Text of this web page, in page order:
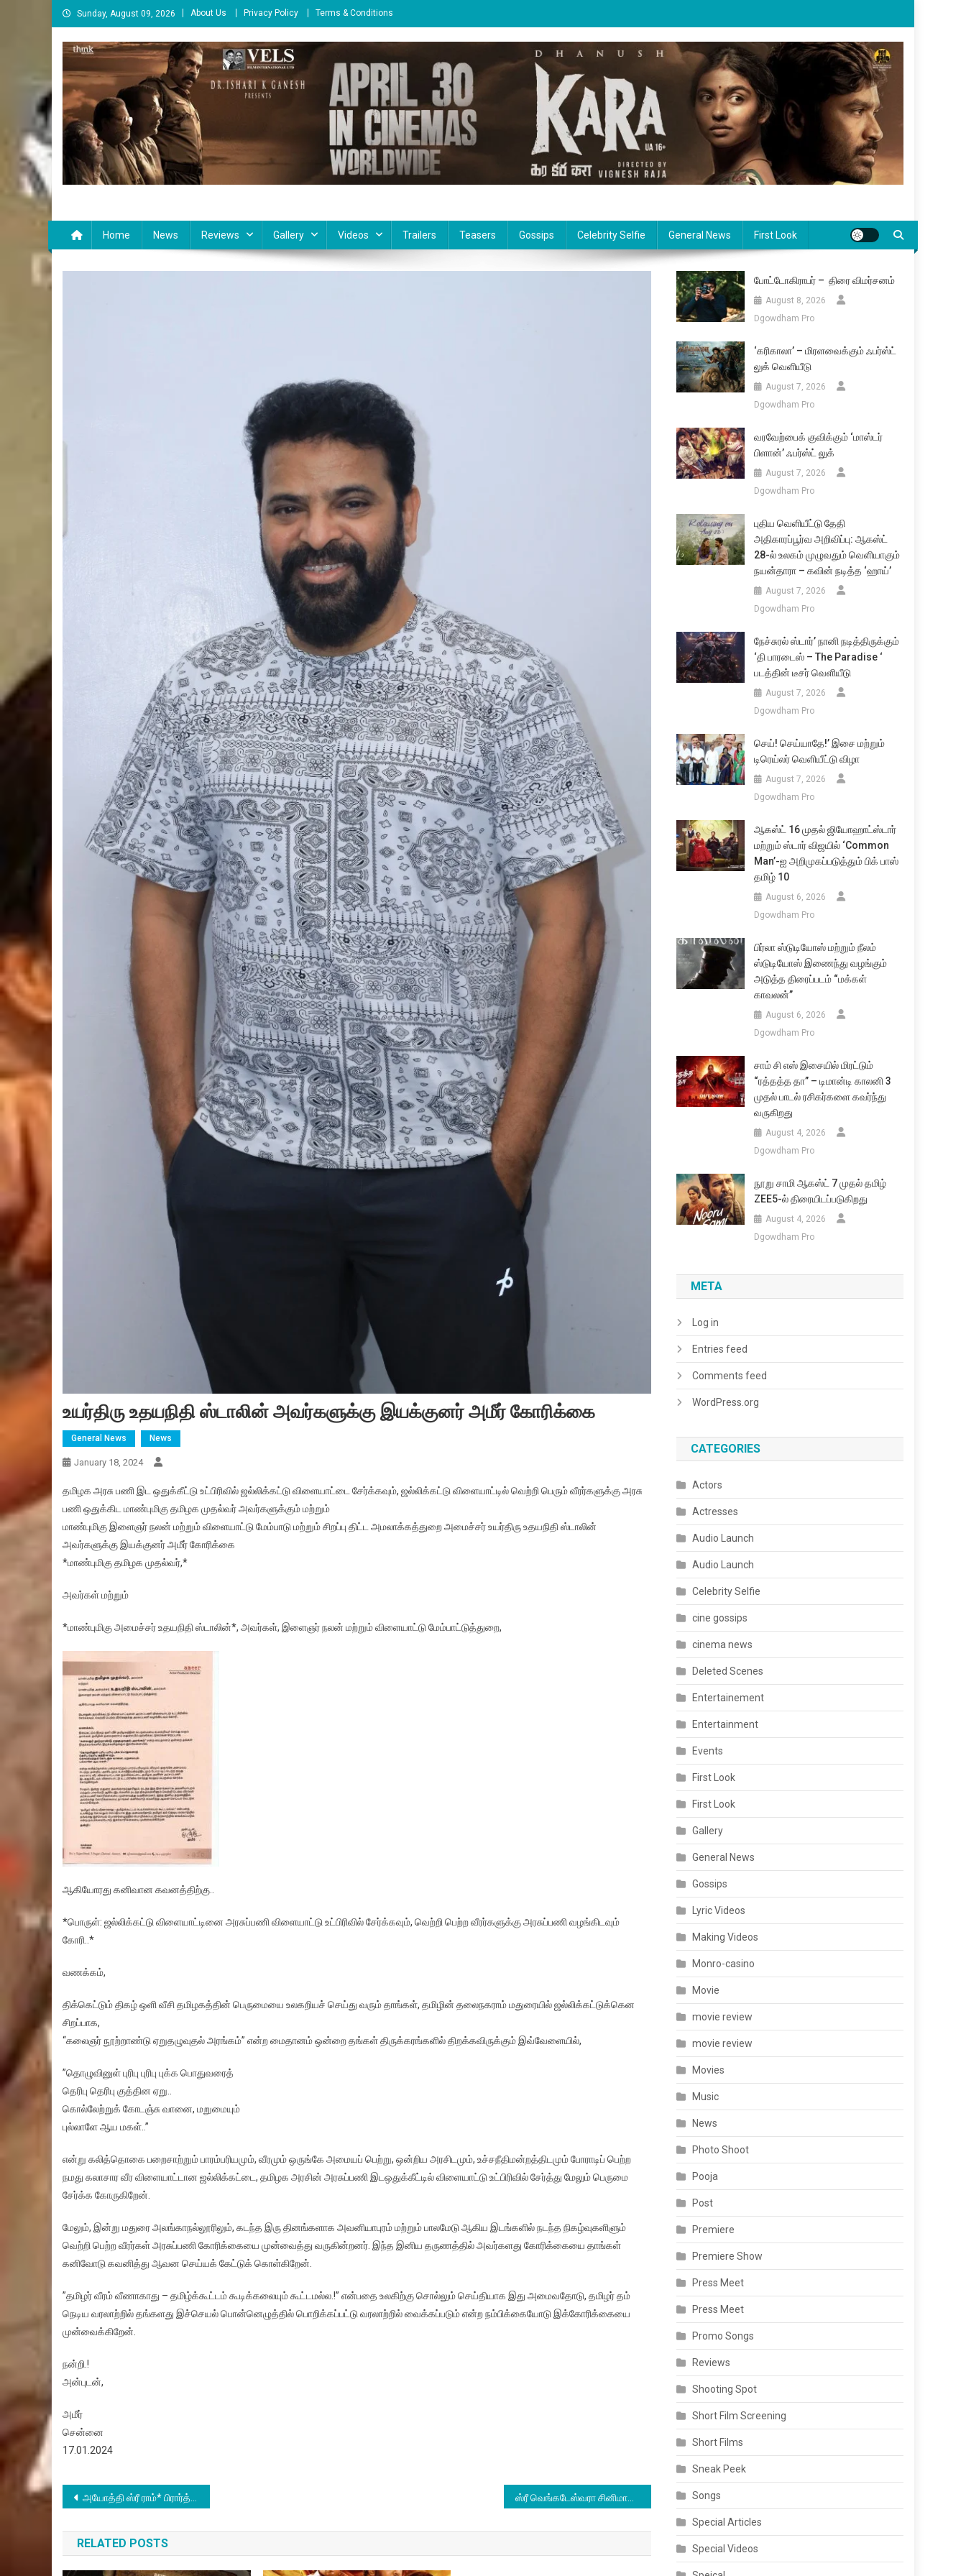
Skip
to
content
Sunday, August 09, 2026 About Us Privacy Policy Terms & Conditions
Cinema Paarvai
Home News Reviews Gallery Videos Trailers Teasers Gossips Celebrity Selfie General News First Look
உயர்திரு உதயநிதி ஸ்டாலின் அவர்களுக்கு இயக்குனர் அமீர் கோரிக்கை
General News News
January 18, 2024
தமிழக அரசு பணி இட ஒதுக்கீட்டு உட்பிரிவில் ஜல்லிக்கட்டு விளையாட்டை சேர்க்கவும், ஜல்லிக்கட்டு விளையாட்டில் வெற்றி பெரும் வீரர்களுக்கு அரசு
பணி ஒதுக்கிட மாண்புமிகு தமிழக முதல்வர் அவர்களுக்கும் மற்றும்
மாண்புமிகு இளைஞர் நலன் மற்றும் விளையாட்டு மேம்பாடு மற்றும் சிறப்பு திட்ட அமலாக்கத்துறை அமைச்சர் உயர்திரு உதயநிதி ஸ்டாலின்
அவர்களுக்கு இயக்குனர் அமீர் கோரிக்கை
*மாண்புமிகு தமிழக முதல்வர்,*
அவர்கள் மற்றும்
*மாண்புமிகு அமைச்சர் உதயநிதி ஸ்டாலின்*, அவர்கள், இளைஞர் நலன் மற்றும் விளையாட்டு மேம்பாட்டுத்துறை,
ஆகியோரது கனிவான கவனத்திற்கு..
*பொருள்: ஜல்லிக்கட்டு விளையாட்டினை அரசுப்பணி விளையாட்டு உட்பிரிவில் சேர்க்கவும், வெற்றி பெற்ற வீரர்களுக்கு அரசுப்பணி வழங்கிடவும்
கோரி..*
வணக்கம்,
திக்கெட்டும் திகழ் ஒளி வீசி தமிழகத்தின் பெருமையை உலகறியச் செய்து வரும் தாங்கள், தமிழின் தலைநகராம் மதுரையில் ஜல்லிக்கட்டுக்கென
சிறப்பாக,
“கலைஞர் நூற்றாண்டு ஏறுதழுவுதல் அரங்கம்” என்ற மைதானம் ஒன்றை தங்கள் திருக்கரங்களில் திறக்கவிருக்கும் இவ்வேளையில்,
”தொழுவினுள் புரிபு புரிபு புக்க பொதுவரைத்
தெரிபு தெரிபு குத்தின ஏறு..
கொல்லேற்றுக் கோடஞ்சு வானை, மறுமையும்
புல்லாளே ஆய மகள்..”
என்று கலித்தொகை பறைசாற்றும் பாரம்பரியமும், வீரமும் ஒருங்கே அமையப் பெற்று, ஒன்றிய அரசிடமும், உச்சநீதிமன்றத்திடமும் போராடிப் பெற்ற
நமது கலாசார வீர விளையாட்டான ஜல்லிக்கட்டை, தமிழக அரசின் அரசுப்பணி இடஒதுக்கீட்டில் விளையாட்டு உட்பிரிவில் சேர்த்து மேலும் பெருமை
சேர்க்க கோருகிறேன்.
மேலும், இன்று மதுரை அலங்காநல்லூரிலும், கடந்த இரு தினங்களாக அவனியாபுரம் மற்றும் பாலமேடு ஆகிய இடங்களில் நடந்த நிகழ்வுகளிளும்
வெற்றி பெற்ற வீரர்கள் அரசுப்பணி கோரிக்கையை முன்வைத்து வருகின்றனர். இந்த இனிய தருணத்தில் அவர்களது கோரிக்கையை தாங்கள்
கனிவோடு கவனித்து ஆவன செய்யக் கேட்டுக் கொள்கிறேன்.
”தமிழர் வீரம் வீணாகாது – தமிழ்க்கூட்டம் கூடிக்கலையும் கூட்டமல்ல.!” என்பதை உலகிற்கு சொல்லும் செய்தியாக இது அமைவதோடு, தமிழர் தம்
நெடிய வரலாற்றில் தங்களது இச்செயல் பொன்னெழுத்தில் பொறிக்கப்பட்டு வரலாற்றில் வைக்கப்படும் என்ற நம்பிக்கையோடு இக்கோரிக்கையை
முன்வைக்கிறேன்.
நன்றி.!
அன்புடன்,
அமீர்
சென்னை
17.01.2024
Post
navigation
அயோத்தி ஸ்ரீ ராம்* பிரார்த்தனைகள், பக்தி, வைராக்கியம், சரணாகதி
RELATED POSTS
போட்டோகிராபர் – திரை விமர்சனம்
August 8, 2026
Dgowdham Pro
‘கரிகாலா’ – மிரளவைக்கும் ஃபர்ஸ்ட்
லுக் வெளியீடு
August 7, 2026
Dgowdham Pro
வரவேற்பைக் குவிக்கும் ‘மாஸ்டர்
பிளான்’ ஃபர்ஸ்ட் லுக்
August 7, 2026
Dgowdham Pro
புதிய வெளியீட்டு தேதி
அதிகாரப்பூர்வ அறிவிப்பு: ஆகஸ்ட்
28-ல் உலகம் முழுவதும் வெளியாகும்
நயன்தாரா – கவின் நடித்த ‘ஹாய்’
August 7, 2026
Dgowdham Pro
நேச்சுரல் ஸ்டார்’ நானி நடித்திருக்கும்
‘தி பாரடைஸ் – The Paradise ‘
படத்தின் டீசர் வெளியீடு
August 7, 2026
Dgowdham Pro
செய்! செய்யாதே!’ இசை மற்றும்
டிரெய்லர் வெளியீட்டு விழா
August 7, 2026
Dgowdham Pro
ஆகஸ்ட் 16 முதல் ஜியோஹாட்ஸ்டார்
மற்றும் ஸ்டார் விஜயில் ‘Common
Man’-ஐ அறிமுகப்படுத்தும் பிக் பாஸ்
தமிழ் 10
August 6, 2026
Dgowdham Pro
பிர்லா ஸ்டுடியோஸ் மற்றும் நீலம்
ஸ்டுடியோஸ் இணைந்து வழங்கும்
அடுத்த திரைப்படம் “மக்கள்
காவலன்”
August 6, 2026
Dgowdham Pro
சாம் சி எஸ் இசையில் மிரட்டும்
“ரத்தத்த தா” – டிமான்டி காலனி 3
முதல் பாடல் ரசிகர்களை கவர்ந்து
வருகிறது
August 4, 2026
Dgowdham Pro
நூறு சாமி ஆகஸ்ட் 7 முதல் தமிழ்
ZEE5-ல் திரையிடப்படுகிறது
August 4, 2026
Dgowdham Pro
META
Log in
Entries feed
Comments feed
WordPress.org
CATEGORIES
Actors
Actresses
Audio Launch
Audio Launch
Celebrity Selfie
cine gossips
cinema news
Deleted Scenes
Entertainement
Entertainment
Events
First Look
First Look
Gallery
General News
Gossips
Lyric Videos
Making Videos
Monro-casino
Movie
movie review
movie review
Movies
Music
News
Photo Shoot
Pooja
Post
Premiere
Premiere Show
Press Meet
Press Meet
Promo Songs
Reviews
Shooting Spot
Short Film Screening
Short Films
Sneak Peek
Songs
Special Articles
Special Videos